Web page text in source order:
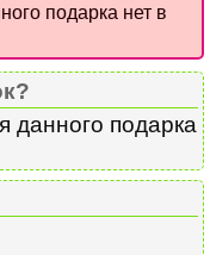
подарка нет в
данного подарка